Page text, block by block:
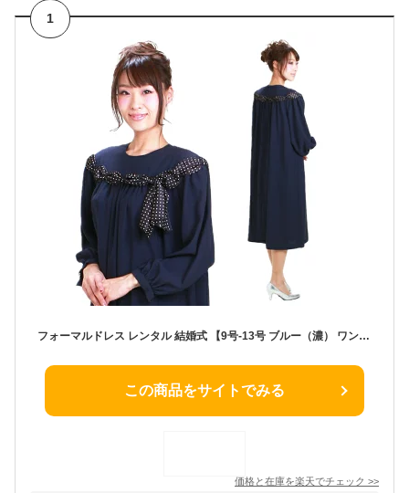
1
フォーマルドレス レンタル 結婚式 【9号-13号 ブルー（濃） ワンピース】5073-k フォーマルドレス 結婚式 ミセス ゲストドレス 演奏会 発表会 パーティー お呼ばれ 服装 20代 30代 40代【送料無料】【レンタル】
この商品をサイトでみる
価格と在庫を楽天でチェック >>